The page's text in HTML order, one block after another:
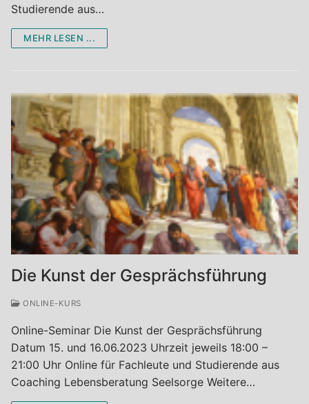
Studierende aus…
MEHR LESEN ...
Die Kunst der Gesprächsführung
ONLINE-KURS
Online-Seminar Die Kunst der Gesprächsführung
Datum 15. und 16.06.2023 Uhrzeit jeweils 18:00 –
21:00 Uhr Online für Fachleute und Studierende aus
Coaching Lebensberatung Seelsorge Weitere…